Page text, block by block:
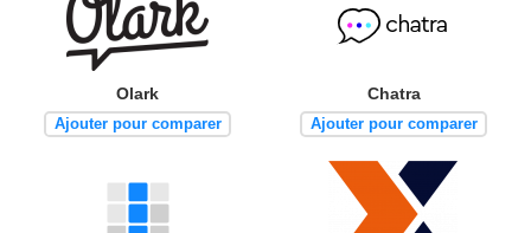
Olark
Ajouter pour comparer
Chatra
Ajouter pour comparer